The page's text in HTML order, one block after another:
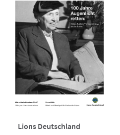
Lions Deutschland